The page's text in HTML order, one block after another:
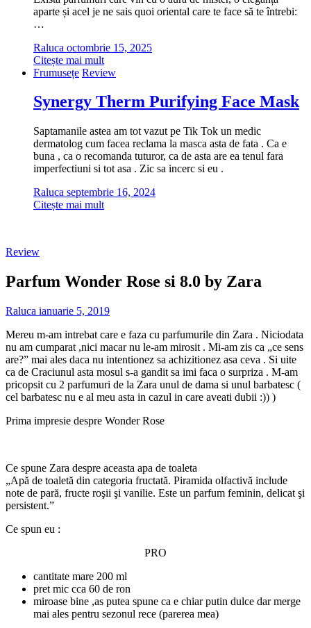
aparte și acel je ne sais quoi oriental care te face să te întrebi:
…
Raluca octombrie 15, 2025
Citește mai mult
Frumusețe Review
Synergy Therm Purifying Face Mask
Saptamanile astea am tot vazut pe Tik Tok un medic
dermatolog cum facea reclama la masca asta de fata . Ca e
buna , ca o recomanda tuturor, ca de asta are ea tenul fara
imperfectiuni si tot asa . Zic sa incerc si eu .
Raluca septembrie 16, 2024
Citește mai mult
Review
Parfum Wonder Rose si 8.0 by Zara
Raluca ianuarie 5, 2019
Mereu m-am intrebat care e faza cu parfumurile din Zara . Niciodata
nu am cumparat ,nici macar nu le-am mirosit . Mi-am zis ca „ce sens
are?” mai ales daca nu intentionez sa achizitionez asa ceva . Si uite
ca de Craciunul asta mosul s-a gandit sa imi faca o surpriza . M-am
pricopsit cu 2 parfumuri de la Zara unul de dama si unul barbatesc (
cel barbatesc nu e al meu asta in cazul in care aveati dubii :)) )
Prima impresie despre Wonder Rose
Ce spune Zara despre aceasta apa de toaleta
„Apă de toaletă din categoria fructată. Piramida olfactivă include
note de pară, fructe roşii şi vanilie. Este un parfum feminin, delicat şi
persistent.”
Ce spun eu :
PRO
cantitate mare 200 ml
pret mic cca 60 de ron
miroase bine ,as putea spune ca e chiar putin dulce dar merge
mai ales pentru sezonul rece (parerea mea)